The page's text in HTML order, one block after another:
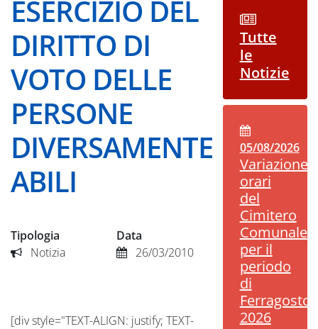
ESERCIZIO DEL
DIRITTO DI
VOTO DELLE
PERSONE
DIVERSAMENTE
ABILI
Tipologia
Notizia
Data
26/03/2010
[div style="TEXT-ALIGN: justify; TEXT-
Tutte
le
Notizie
05/08/2026
Variazione
orari
del
Cimitero
Comunale
per il
periodo
di
Ferragosto
2026